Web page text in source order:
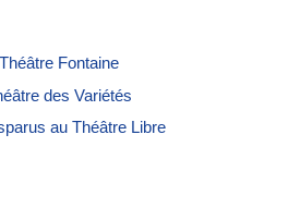
Fontaine
des Variétés
au Théâtre Libre